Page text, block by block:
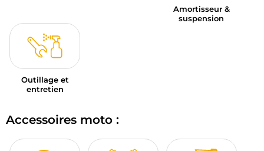
Amortisseur &
suspension
Outillage et
entretien
Accessoires moto :